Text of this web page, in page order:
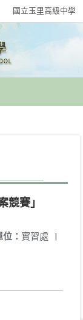
國立玉里高級中學
競賽」
： 實習處 |